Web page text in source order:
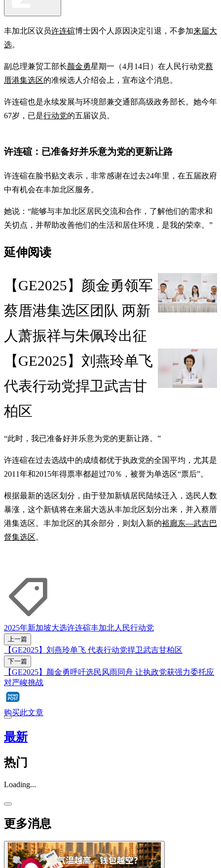
丰加北区议员许连碹博士因个人原因决定引退，不参加来届大
选。
副总理兼贸工部长颜金勇星期一（4月14日）在人民行动党蔡
厝港集选区的准候选人介绍会上，宣布这个消息。
许连碹也是永续发展与环境部兼交通部高级政务部长。她今年
67岁，已是行动党的五届议员。
许连碹：已准备好并乐意为党的更新让路
许连碹在脸书贴文表示，非常感谢在过去24年里，在五届政府
中有机会在丰加北区服务。
她说：“能够与丰加北区居民交流和合作，了解他们的需求和
关切点，并帮助改善他们的生活和居住环境，是我的荣幸。”
延伸阅读
【GE2025】颜金勇领军
蔡厝港集选区团队 两新
人萧振祥与朱佩玲出征
【GE2025】刘燕玲单飞
代表行动党捍卫武吉甘
柏区
“此时，我已准备好并乐意为党的更新让路。”
许连碹在过去选战中的成绩都优于执政党的全国平均，尤其是
2011年和2015年得票率都超过70％，被誉为单选区“票后”。
根据最新的选区划分，由于登加新镇居民陆续迁入，选民人数
暴涨，这个新镇将在来届大选从丰加北区划分出来，并入蔡厝
港集选区。丰加北区的其余部分，则划入新的裕廊东—武吉巴
督集选区。
2025年新加坡大选许连碹丰加北人民行动党
上一篇
【GE2025】刘燕玲单飞 代表行动党捍卫武吉甘柏区
下一篇
【GE2025】颜金勇呼吁选民风雨同舟 让执政党获强力委托应
对严峻挑战
购买此文章
最新
热门
Loading...
更多消息